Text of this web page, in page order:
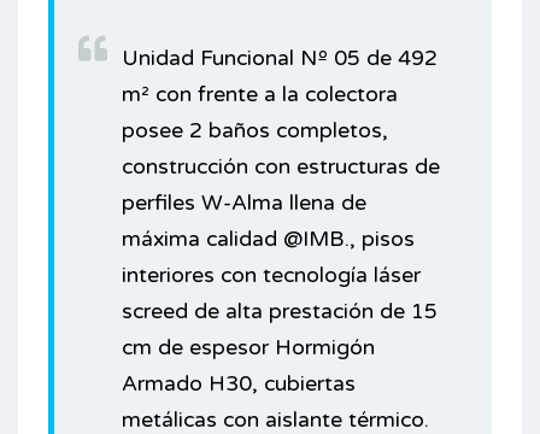
Unidad Funcional Nº 05 de 492
m² con frente a la colectora
posee 2 baños completos,
construcción con estructuras de
perfiles W-Alma llena de
máxima calidad @IMB., pisos
interiores con tecnología láser
screed de alta prestación de 15
cm de espesor Hormigón
Armado H30, cubiertas
metálicas con aislante térmico.